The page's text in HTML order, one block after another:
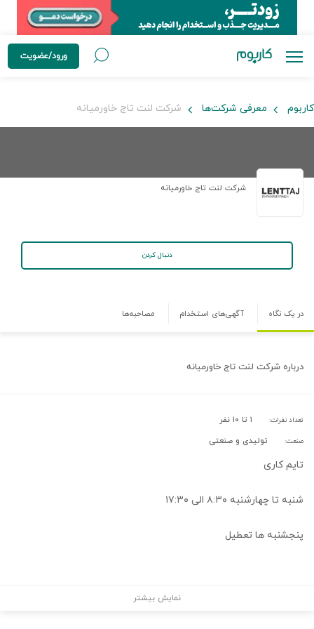
ورود/عضویت
کاربوم معرفی شرکت‌ها شرکت لنت تاج خاورمیانه
شرکت لنت تاج خاورمیانه
دنبال کردن
در یک نگاه آگهی‌های استخدام مصاحبه‌ها
درباره شرکت لنت تاج خاورمیانه
تعداد نفرات: ۱ تا ۱۰ نفر
صنعت: تولیدی و صنعتی
تایم کاری
شنبه تا چهارشنبه ۸:۳۰ الی ۱۷:۳۰
پنجشنبه ها تعطیل
نمایش بیشتر